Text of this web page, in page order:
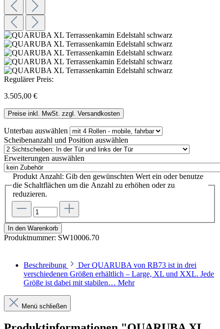
Regulärer Preis:
3.505,00 €
Preise inkl. MwSt. zzgl. Versandkosten
Unterbau auswählen
Scheibenanzahl und Position auswählen
Erweiterungen auswählen
Produkt Anzahl: Gib den gewünschten Wert ein oder benutze
die Schaltflächen um die Anzahl zu erhöhen oder zu
reduzieren.
In den Warenkorb
Produktnummer: SW10006.70
Beschreibung
Der QUARUBA von RB73 ist in drei
verschiedenen Größen erhältlich – Large, XL und XXL. Jede
Größe ist dabei mit stabilen… Mehr
Menü schließen